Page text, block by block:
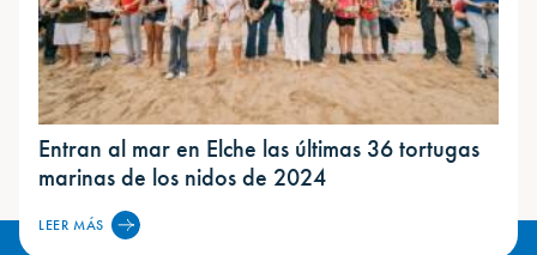
Entran al mar en Elche las últimas 36 tortugas
marinas de los nidos de 2024
LEER MÁS